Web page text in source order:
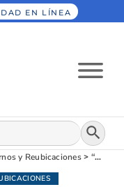
EN LÍNEA
Botón
y Reubicaciones> “Es una alegría inmensa regresar”